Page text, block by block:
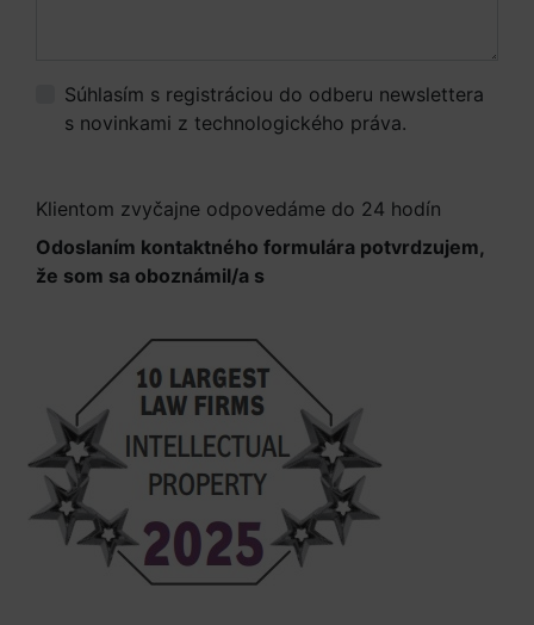
Súhlasím s registráciou do odberu newslettera
s novinkami z technologického práva.
Klientom zvyčajne odpovedáme do 24 hodín
Odoslaním kontaktného formulára potvrdzujem,
že som sa oboznámil/a s